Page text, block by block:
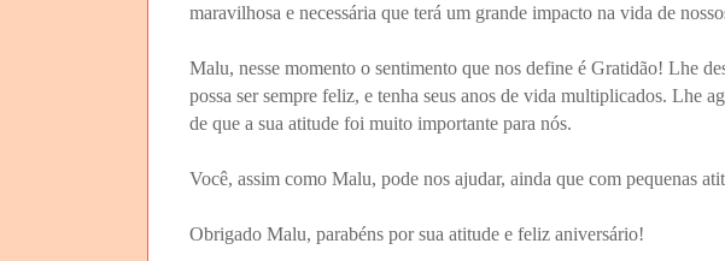
maravilhosa e necessária que terá um grande impacto na vida de
Malu, nesse momento o sentimento que nos define é Gratidão! Lhe
possa ser sempre feliz, e tenha seus anos de vida multiplicados. Lhe
de que a sua atitude foi muito importante para nós.
Você, assim como Malu, pode nos ajudar, ainda que com pequenas
Obrigado Malu, parabéns por sua atitude e feliz aniversário!